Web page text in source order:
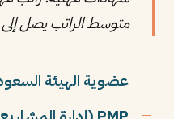
متوسط الراتب يصل إلى 25,000 ريال
عضوية الهيئة